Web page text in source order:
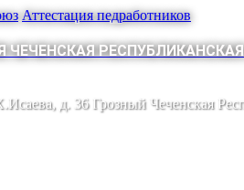
Аттестация педработников
д. 36 Грозный Чеченская